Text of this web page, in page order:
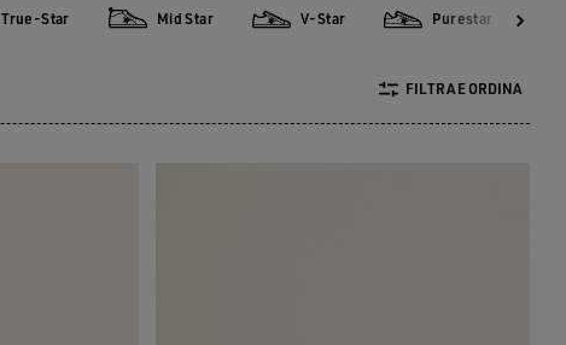
True-Star Mid Star V-Star Purestar
FILTRA E ORDINA